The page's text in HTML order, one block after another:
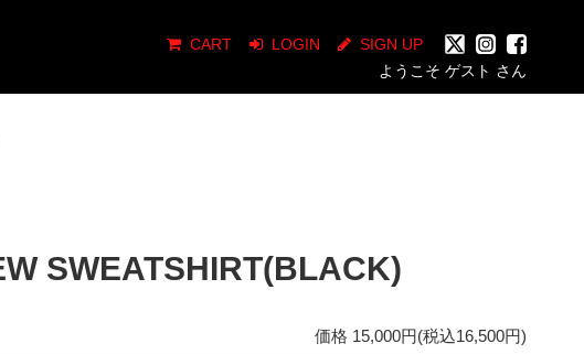
SIGN UP
LOGIN
CART
ようこそ ゲスト さん
SWEATSHIRT(BLACK)
価格 15,000円(税込16,500円)